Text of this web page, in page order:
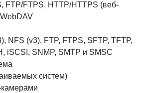
FTP/FTPS, HTTP/HTTPS (веб-
NFS (v3), FTP, FTPS, SFTP, TFTP,
iSCSI, SNMP, SMTP и SMSC
систем)